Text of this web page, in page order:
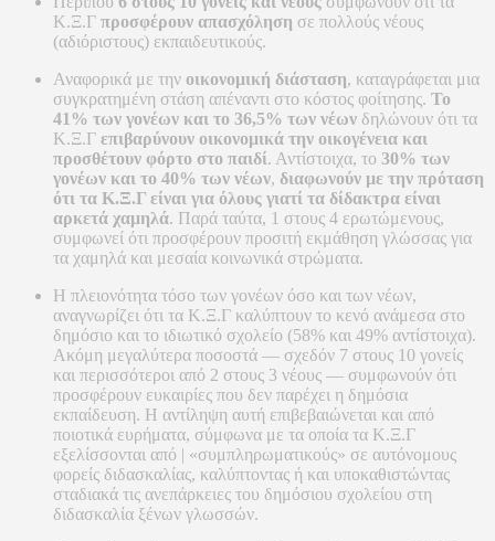
Κ.Ξ.Γ προσφέρουν απασχόληση σε πολλούς νέους
(αδιόριστους) εκπαιδευτικούς.
Αναφορικά με την οικονομική διάσταση, καταγράφεται μια
συγκρατημένη στάση απέναντι στο κόστος φοίτησης. Το
41% των γονέων και το 36,5% των νέων δηλώνουν ότι τα
Κ.Ξ.Γ επιβαρύνουν οικονομικά την οικογένεια και
προσθέτουν φόρτο στο παιδί. Αντίστοιχα, το 30% των
γονέων και το 40% των νέων, διαφωνούν με την πρόταση
ότι τα Κ.Ξ.Γ είναι για όλους γιατί τα δίδακτρα είναι
αρκετά χαμηλά. Παρά ταύτα, 1 στους 4 ερωτώμενους,
συμφωνεί ότι προσφέρουν προσιτή εκμάθηση γλώσσας για
τα χαμηλά και μεσαία κοινωνικά στρώματα.
Η πλειονότητα τόσο των γονέων όσο και των νέων,
αναγνωρίζει ότι τα Κ.Ξ.Γ καλύπτουν το κενό ανάμεσα στο
δημόσιο και το ιδιωτικό σχολείο (58% και 49% αντίστοιχα).
Ακόμη μεγαλύτερα ποσοστά — σχεδόν 7 στους 10 γονείς
και περισσότεροι από 2 στους 3 νέους — συμφωνούν ότι
προσφέρουν ευκαιρίες που δεν παρέχει η δημόσια
εκπαίδευση. Η αντίληψη αυτή επιβεβαιώνεται και από
ποιοτικά ευρήματα, σύμφωνα με τα οποία τα Κ.Ξ.Γ
εξελίσσονται από | «συμπληρωματικούς» σε αυτόνομους
φορείς διδασκαλίας, καλύπτοντας ή και υποκαθιστώντας
σταδιακά τις ανεπάρκειες του δημόσιου σχολείου στη
διδασκαλία ξένων γλωσσών.